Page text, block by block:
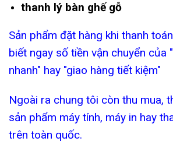
thanh lý bàn ghế gỗ
Sản phẩm đặt hàng khi thanh
biết ngay số tiền vận chuyển của
nhanh" hay "giao hàng tiết kiệm"
Ngoài ra chung tôi còn thu mua,
sản phẩm máy tính, máy in hay
trên toàn quốc.